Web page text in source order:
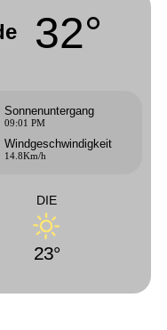
32°
Sonnenuntergang
09:01 PM
Windgeschwindigkeit
14.8Km/h
DIE
23°